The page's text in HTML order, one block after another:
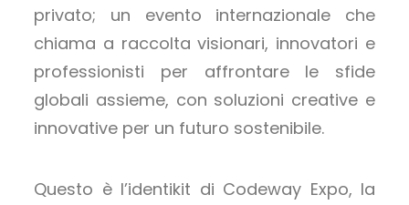
privato; un evento internazionale che
chiama a raccolta visionari, innovatori e
professionisti per affrontare le sfide
globali assieme, con soluzioni creative e
innovative per un futuro sostenibile.
Questo è l’identikit di Codeway Expo, la